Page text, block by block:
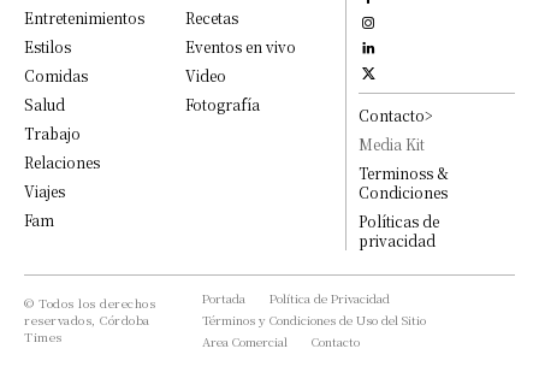
Entretenimientos
Estilos
Comidas
Salud
Trabajo
Relaciones
Viajes
Fam
Recetas
Eventos en vivo
Video
Fotografía
Contacto>
Media Kit
Terminoss &
Condiciones
Políticas de
privacidad
© Todos los derechos
reservados, Córdoba
Times
Portada
Política de Privacidad
Términos y Condiciones de Uso del Sitio
Area Comercial
Contacto